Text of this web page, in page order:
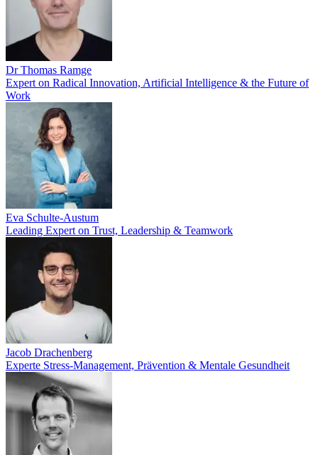
Dr Thomas Ramge
Expert on Radical Innovation, Artificial Intelligence & the Future of
Work
Eva Schulte-Austum
Leading Expert on Trust, Leadership & Teamwork
Jacob Drachenberg
Experte Stress-Management, Prävention & Mentale Gesundheit